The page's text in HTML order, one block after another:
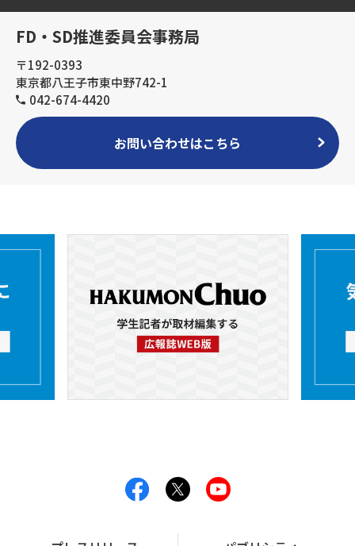
FD・SD推進委員会事務局
〒192-0393
東京都八王子市東中野742-1
042-674-4420
お問い合わせはこちら